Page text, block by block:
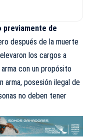
previamente de
después de la muerte
los cargos a
con un propósito
arma, posesión ilegal de
no deben tener